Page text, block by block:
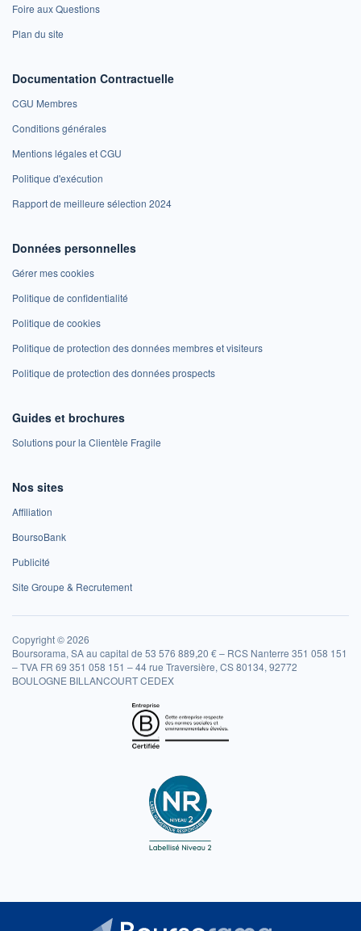
Foire aux Questions
Plan du site
Documentation Contractuelle
CGU Membres
Conditions générales
Mentions légales et CGU
Politique d'exécution
Rapport de meilleure sélection 2024
Données personnelles
Gérer mes cookies
Politique de confidentialité
Politique de cookies
Politique de protection des données membres et visiteurs
Politique de protection des données prospects
Guides et brochures
Solutions pour la Clientèle Fragile
Nos sites
Affiliation
BoursoBank
Publicité
Site Groupe & Recrutement
Copyright © 2026
Boursorama, SA au capital de 53 576 889,20 € – RCS Nanterre 351 058 151
– TVA FR 69 351 058 151 – 44 rue Traversière, CS 80134, 92772
BOULOGNE BILLANCOURT CEDEX